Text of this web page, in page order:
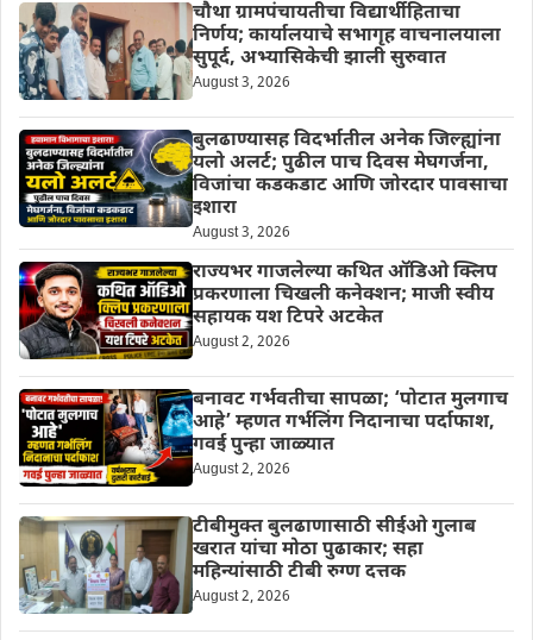
चौथा ग्रामपंचायतीचा विद्यार्थीहिताचा
निर्णय; कार्यालयाचे सभागृह वाचनालयाला
सुपूर्द, अभ्यासिकेची झाली सुरुवात
August 3, 2026
बुलढाण्यासह विदर्भातील अनेक जिल्ह्यांना
यलो अलर्ट; पुढील पाच दिवस मेघगर्जना,
विजांचा कडकडाट आणि जोरदार पावसाचा
इशारा
August 3, 2026
राज्यभर गाजलेल्या कथित ऑडिओ क्लिप
प्रकरणाला चिखली कनेक्शन; माजी स्वीय
सहायक यश टिपरे अटकेत
August 2, 2026
बनावट गर्भवतीचा सापळा; ‘पोटात मुलगाच
आहे’ म्हणत गर्भलिंग निदानाचा पर्दाफाश,
गवई पुन्हा जाळ्यात
August 2, 2026
टीबीमुक्त बुलढाणासाठी सीईओ गुलाब
खरात यांचा मोठा पुढाकार; सहा
महिन्यांसाठी टीबी रुग्ण दत्तक
August 2, 2026